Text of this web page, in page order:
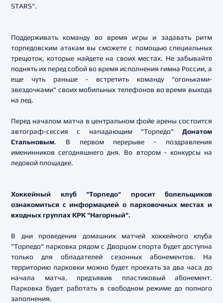
STARS".
Поддерживать команду во время игры и задавать ритм
торпедовским атакам вы сможете с помощью специальных
трещоток, которые найдете на своих местах. Не забывайте
поднять их перед собой во время исполнения гимна России, а
еще чуть раньше - встретить команду "огоньками-
звездочками" своих мобильных телефонов во время выхода
на лед.
Перед началом матча в центральном фойе арены состоится
автограф-сессия с нападающим "Торпедо" Донатом
Стальновым. В первом перерыве - поздравления
именинников сегодняшнего дня. Во втором - конкурсы на
ледовой площадке.
Хоккейный клуб "Торпедо" просит болельщиков
ознакомиться с информацией о парковочных местах и
входных группах КРК "Нагорный".
В дни проведения домашних матчей хоккейного клуба
"Торпедо" парковка рядом с Дворцом спорта будет доступна
только для обладателей сезонных абонементов. На
территорию парковки можно будет проехать за два часа до
начала матча, предъявив пластиковый абонемент.
Парковка будет работать в свободном режиме до полного
заполнения.